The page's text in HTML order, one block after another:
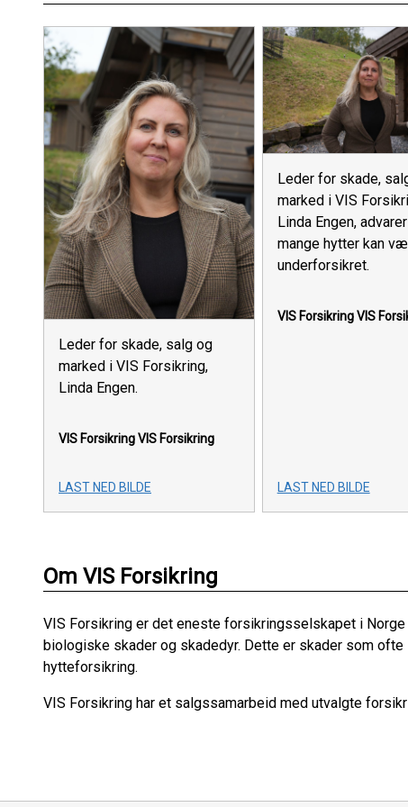
Leder for skade, salg og
marked i VIS Forsikring,
Linda Engen.
VIS ForsikringVIS Forsikring
LAST NED BILDE
Leder for skade,
marked i VIS
Linda Engen,
mange hytter kan
underforsikret.
VIS Forsikring VIS
LAST NED BILDE
Om VIS Forsikring
VIS Forsikring er det eneste forsikringsselskapet i
biologiske skader og skadedyr. Dette er skader som ofte
hytteforsikring.
VIS Forsikring har et salgssamarbeid med utvalgte